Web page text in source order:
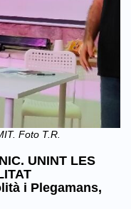
Foto T.R.
UNINT LES
i Plegamans,